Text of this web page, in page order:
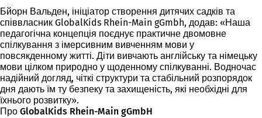
Бйорн Вальден, ініціатор створення дитячих садків та
співвласник GlobalKids Rhein-Main gGmbh, додав: «Наша
педагогічна концепція поєднує практичне двомовне
спілкування з імерсивним вивченням мови у
повсякденному житті. Діти вивчають англійську та німецьку
мови цілком природно у щоденному спілкуванні. Водночас
надійний догляд, чіткі структури та стабільний розпорядок
дня дають їм ту безпеку та захищеність, які необхідні для
їхнього розвитку».
Про GlobalKids Rhein-Main gGmbH